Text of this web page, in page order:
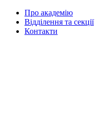
Про академію
Відділення та секції
Контакти